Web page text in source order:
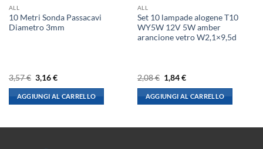
ALL
10 Metri Sonda Passacavi
Diametro 3mm
3,57€ Il
prezzo
originale
era:
3,57 €.
3,16€Il
attuale
è:
3,16 €.
AGGIUNGI AL CARRELLO
ALL
Set 10 lampade alogene T10
WY5W 12V 5W amber
arancione vetro W2,1×9,5d
2,08€ Il
prezzo
originale
era:
2,08 €.
1,84€Il
attuale
è:
1,84 €.
AGGIUNGI AL CARRELLO